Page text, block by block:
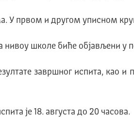
У првом и другом уписном
школе биће објављени у
завршног испита, као
је 18. августа до 20 часова.